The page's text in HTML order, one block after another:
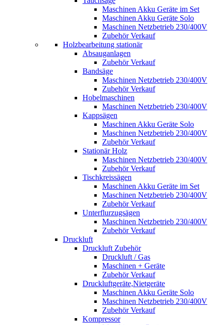
Maschinen Akku Geräte im Set
Maschinen Akku Geräte Solo
Maschinen Netzbetrieb 230/400V
Zubehör Verkauf
Holzbearbeitung stationär
Absauganlagen
Zubehör Verkauf
Bandsäge
Maschinen Netzbetrieb 230/400V
Zubehör Verkauf
Hobelmaschinen
Maschinen Netzbetrieb 230/400V
Kappsägen
Maschinen Akku Geräte Solo
Maschinen Netzbetrieb 230/400V
Zubehör Verkauf
Stationär Holz
Maschinen Netzbetrieb 230/400V
Zubehör Verkauf
Tischkreissägen
Maschinen Akku Geräte im Set
Maschinen Netzbetrieb 230/400V
Zubehör Verkauf
Unterflurzugsägen
Maschinen Netzbetrieb 230/400V
Zubehör Verkauf
Druckluft
Druckluft Zubehör
Druckluft / Gas
Maschinen + Geräte
Zubehör Verkauf
Druckluftgeräte,Nietgeräte
Maschinen Akku Geräte Solo
Maschinen Netzbetrieb 230/400V
Zubehör Verkauf
Kompressor